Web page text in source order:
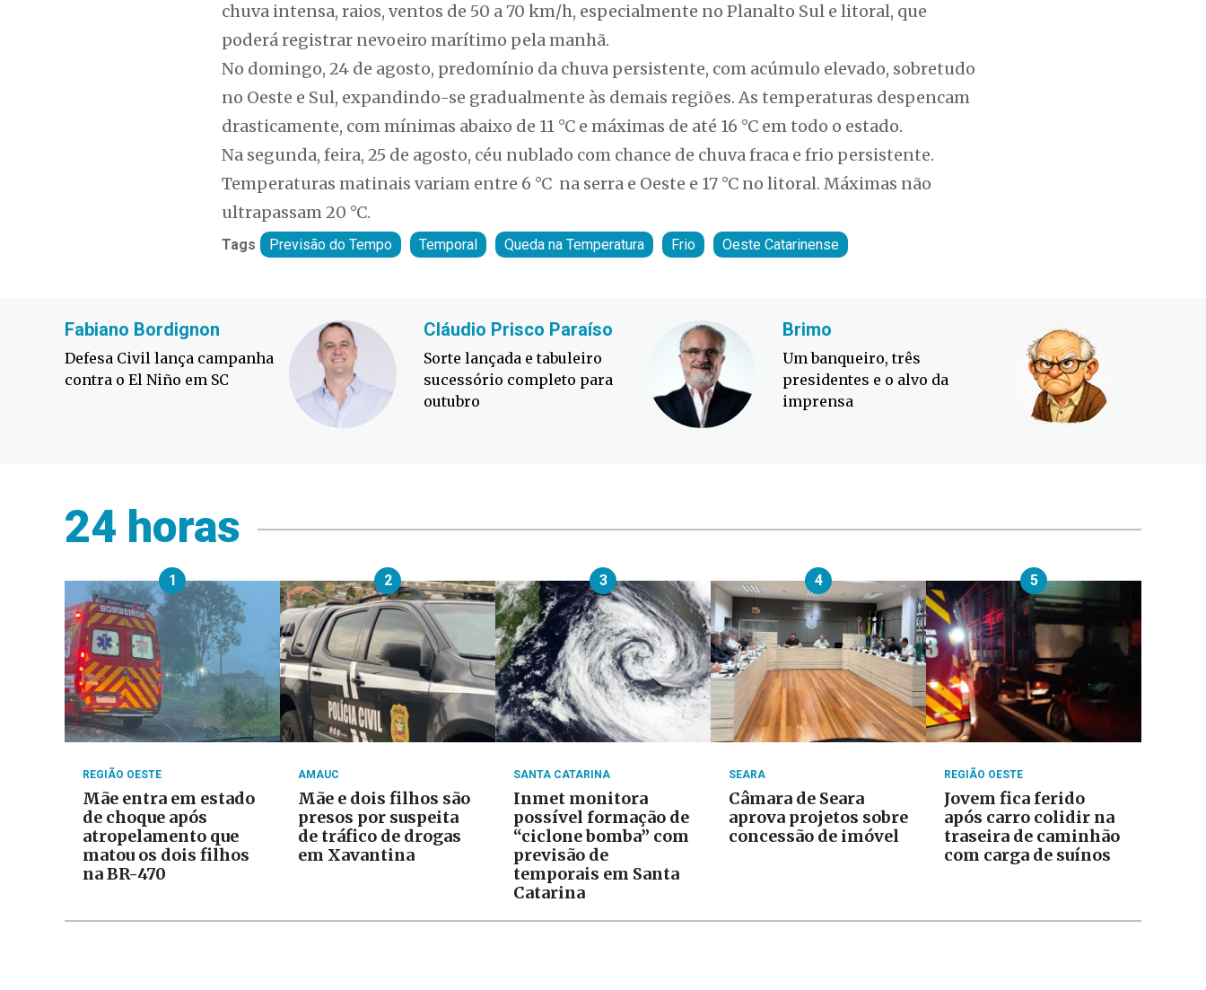
chuva intensa, raios, ventos de 50 a 70 km/h, especialmente no Planalto Sul e litoral, que
poderá registrar nevoeiro marítimo pela manhã.
No domingo, 24 de agosto, predomínio da chuva persistente, com acúmulo elevado, sobretudo
no Oeste e Sul, expandindo-se gradualmente às demais regiões. As temperaturas despencam
drasticamente, com mínimas abaixo de 11 °C e máximas de até 16 °C em todo o estado.
Na segunda, feira, 25 de agosto, céu nublado com chance de chuva fraca e frio persistente.
Temperaturas matinais variam entre 6 °C na serra e Oeste e 17 °C no litoral. Máximas não
ultrapassam 20 °C.
Tags Previsão do Tempo Temporal Queda na Temperatura Frio Oeste Catarinense
Fabiano Bordignon
Defesa Civil lança campanha
contra o El Niño em SC
Cláudio Prisco Paraíso
Sorte lançada e tabuleiro
sucessório completo para
outubro
Brimo
Um banqueiro, três
presidentes e o alvo da
imprensa
24 horas
1
REGIÃO OESTE
Mãe entra em estado
de choque após
atropelamento que
matou os dois filhos
na BR-470
2
AMAUC
Mãe e dois filhos são
presos por suspeita
de tráfico de drogas
em Xavantina
3
SANTA CATARINA
Inmet monitora
possível formação de
“ciclone bomba” com
previsão de
temporais em Santa
Catarina
4
SEARA
Câmara de Seara
aprova projetos sobre
concessão de imóvel
5
REGIÃO OESTE
Jovem fica ferido
após carro colidir na
traseira de caminhão
com carga de suínos